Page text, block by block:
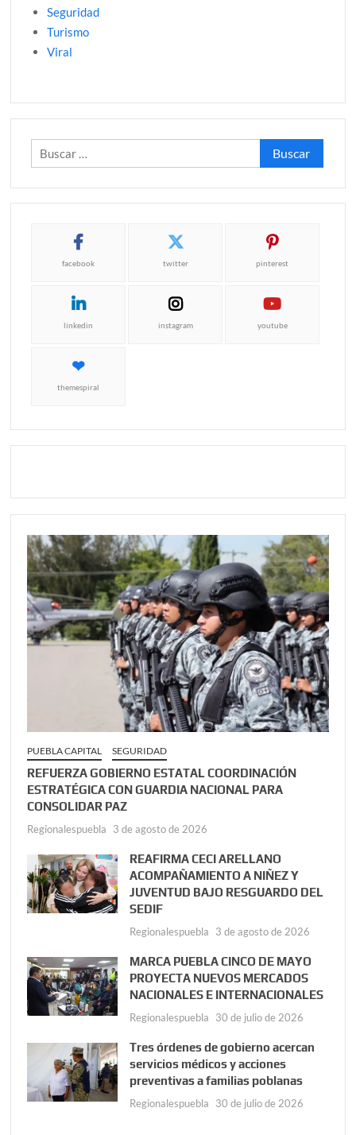
Seguridad
Turismo
Viral
Buscar:
facebook twitter pinterest
linkedin instagram youtube
themespiral
PUEBLA CAPITAL SEGURIDAD
REFUERZA GOBIERNO ESTATAL COORDINACIÓN
ESTRATÉGICA CON GUARDIA NACIONAL PARA
CONSOLIDAR PAZ
Regionalespuebla 3 de agosto de 2026
REAFIRMA CECI ARELLANO
ACOMPAÑAMIENTO A NIÑEZ Y
JUVENTUD BAJO RESGUARDO DEL
SEDIF
Regionalespuebla 3 de agosto de 2026
MARCA PUEBLA CINCO DE MAYO
PROYECTA NUEVOS MERCADOS
NACIONALES E INTERNACIONALES
Regionalespuebla 30 de julio de 2026
Tres órdenes de gobierno acercan
servicios médicos y acciones
preventivas a familias poblanas
Regionalespuebla 30 de julio de 2026